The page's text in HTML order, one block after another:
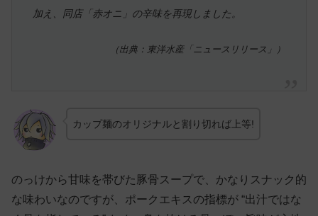
加え、同店「赤オニ」の辛味を再現しました。
（出典：東洋水産「ニュースリリース」）
カップ麺のオリジナルと割り切れば上等!
のっけから甘味を帯びた豚骨スープで、かなりスナック的
な味わいなのですが、ポークエキスの指標が “出汁ではな